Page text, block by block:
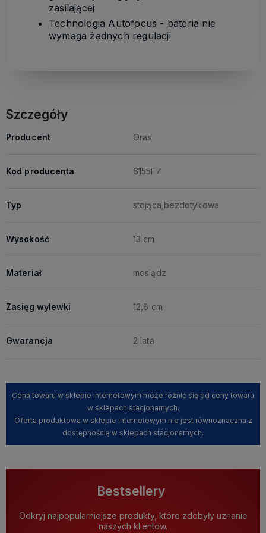
zasilającej
Technologia Autofocus - bateria nie
wymaga żadnych regulacji
Szczegóły
Producent Oras
Kod producenta 6155FZ
Typ stojąca,bezdotykowa
Wysokość 13 cm
Materiał mosiądz
Zasięg wylewki 12,6 cm
Gwarancja 2 lata
Cena towaru w sklepie internetowym może różnić się od ceny towaru
w sklepach stacjonarnych.
Oferta produktowa w sklepie internetowym nie jest równoznaczna z
dostępnością w sklepach stacjonarnych.
Bestsellery
Odkryj najpopularniejsze produkty, które zdobyły uznanie
naszych klientów.